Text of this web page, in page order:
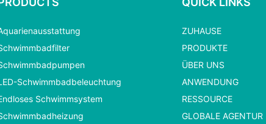
Schwimmbadbeleuchtung
Schwimmsystem
ZUHAUSE
PRODUKTE
ÜBER UNS
ANWENDUNG
RESSOURCE
GLOBALE AGENTUR